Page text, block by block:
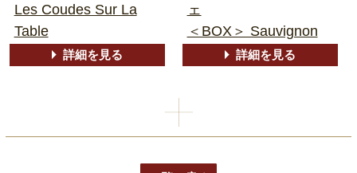
Les Coudes Sur La
Table
詳細を見る
ェ
＜BOX＞ Sauvignon
詳細を見る